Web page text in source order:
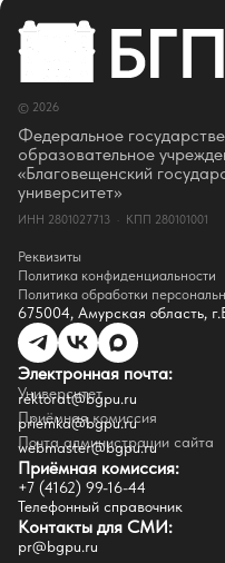
Сведения об образовательной
Об Университете
Сотрудники и преподаватели
Ректор
Оценка качества
СМИ о нас
Истории успеха
Партнёры
Документы
Контакты
Сведения о доходах
Доступная среда
Инфраструктура
Противодествие коррупции
Противодействие терроризму
Целевой капитал
Часто задаваемые вопросы
Внутренний сайт
Факультеты
Естественно-географический
Историко-филологический
Факультет иностранных языков
Факультет педагогики и
Факультет физической
© 2026
Федеральное
образовательное
«Благовещенский
университет»
ИНН 2801027713 · КПП 280101001
Реквизиты
Политика конфиденциальности
Политика обработки
675004, Амурская область,
Электронная почта:
Университет
rektorat@bgpu.ru
Приёмная комиссия
priemka@bgpu.ru
Почта администрации сайта
webmaster@bgpu.ru
Приёмная комиссия:
+7 (4162) 99-16-44
Телефонный справочник
Контакты для СМИ:
pr@bgpu.ru